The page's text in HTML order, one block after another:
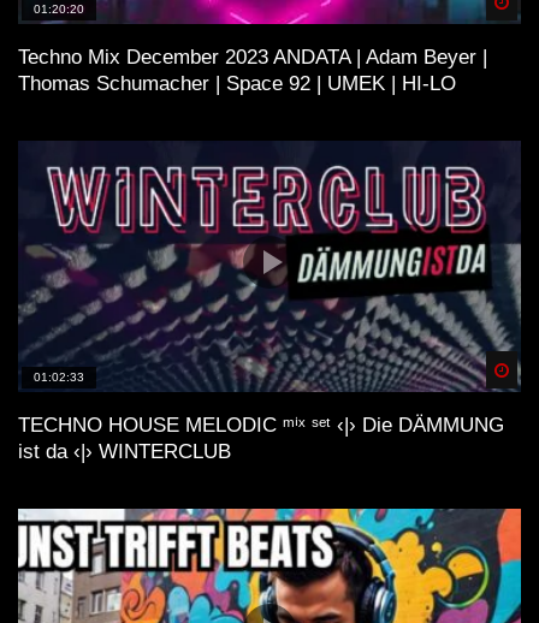
01:20:20
Techno Mix December 2023 ANDATA | Adam Beyer |
Thomas Schumacher | Space 92 | UMEK | HI-LO
01:02:33
TECHNO HOUSE MELODIC ᵐⁱˣ ˢᵉᵗ ‹|› Die DÄMMUNG
ist da ‹|› WINTERCLUB